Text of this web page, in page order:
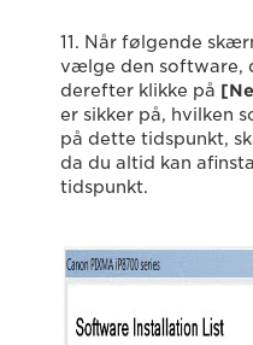
11. Når følgende
vælge den software,
derefter klikke på
er sikker på, hvilken
på dette tidspunkt,
da du altid kan
tidspunkt.